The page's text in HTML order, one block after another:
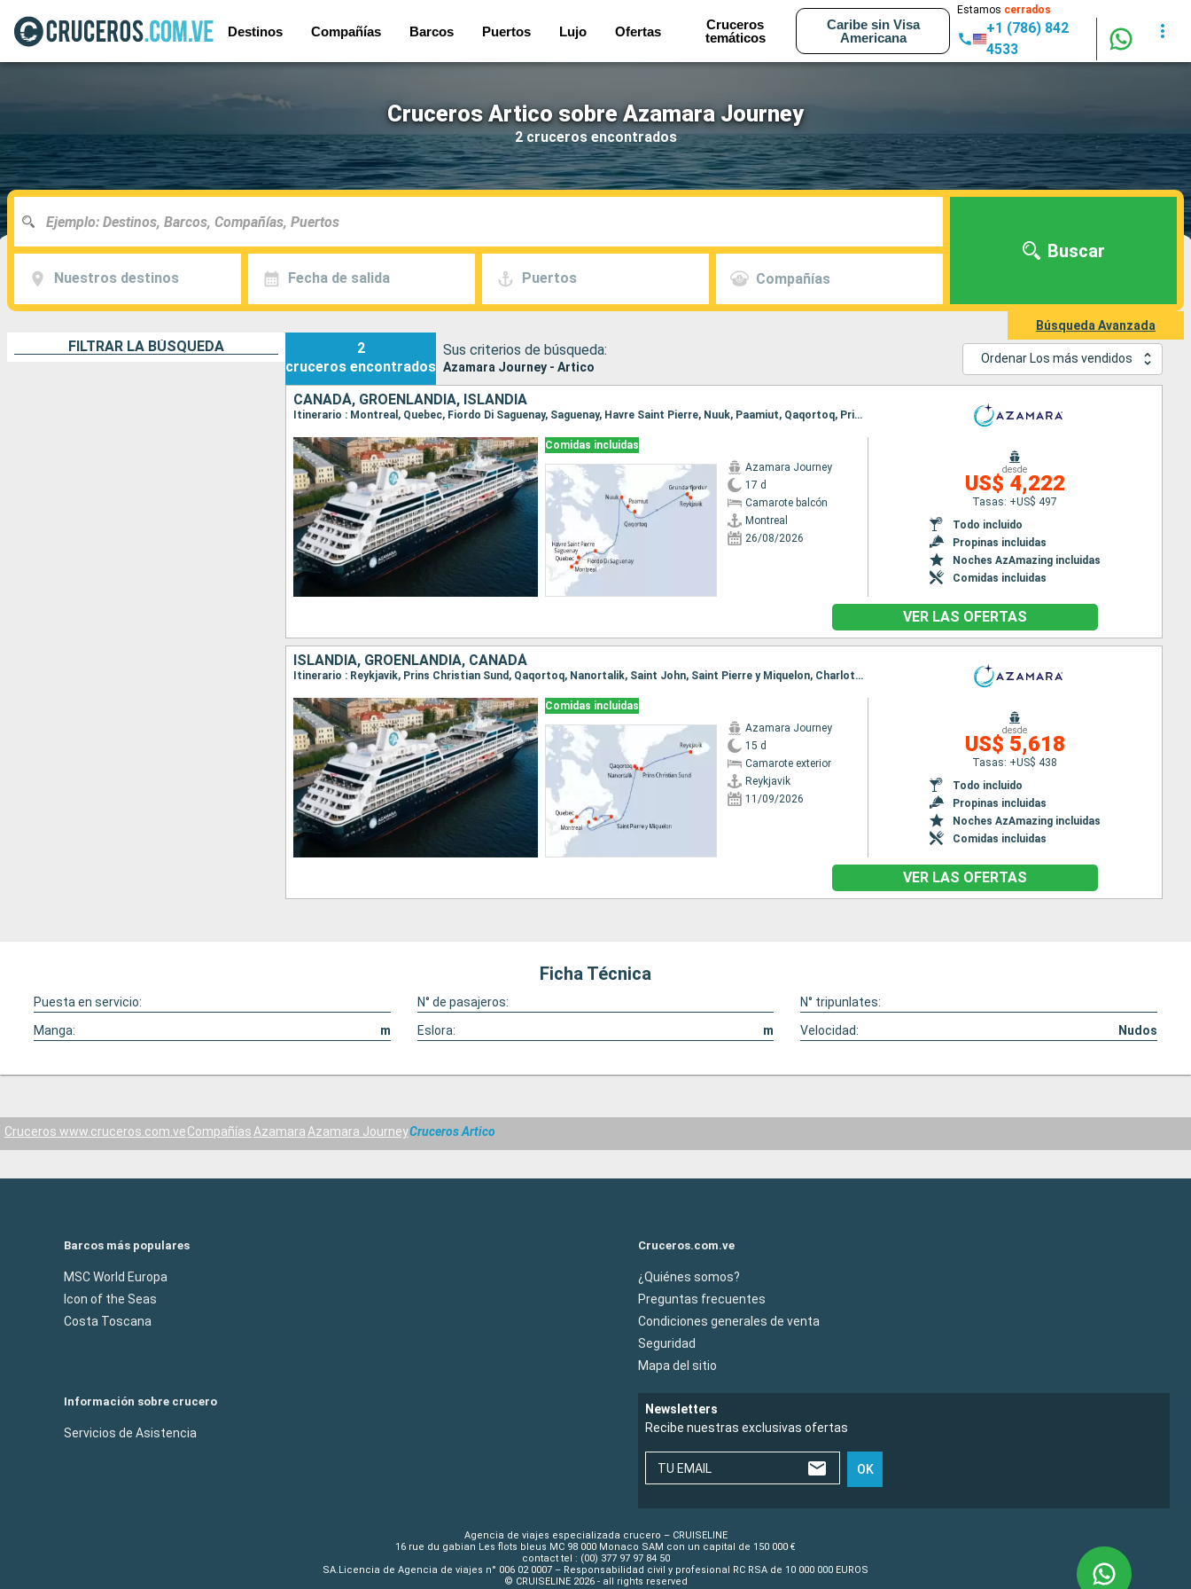
Destinos Compañías Barcos Puertos Lujo Ofertas
Cruceros
temáticos
Caribe sin Visa
Americana
Estamos cerrados
+1 (786) 842
4533
Cruceros Artico sobre Azamara Journey
2 cruceros encontrados
Nuestros destinos Fecha de salida Puertos Compañías
Buscar
Búsqueda Avanzada
FILTRAR LA BÚSQUEDA
2
cruceros encontrados
Sus criterios de búsqueda:
Azamara Journey - Artico
Ordenar Los más vendidos
CANADÁ, GROENLANDIA, ISLANDIA
Itinerario : Montreal, Quebec, Fiordo Di Saguenay, Saguenay, Havre Saint Pierre, Nuuk, Paamiut, Qaqortoq, Prins Christian Sund, Grundarfjordur, Reykjavik
Comidas incluidas
Azamara Journey
17 d
Camarote balcón
Montreal
26/08/2026
desde
US$ 4,222
Tasas: +US$ 497
Todo incluido
Propinas incluidas
Noches AzAmazing incluidas
Comidas incluidas
VER LAS OFERTAS
ISLANDIA, GROENLANDIA, CANADÁ
Itinerario : Reykjavik, Prins Christian Sund, Qaqortoq, Nanortalik, Saint John, Saint Pierre y Miquelon, Charlottetown, Quebec, Montreal
Comidas incluidas
Azamara Journey
15 d
Camarote exterior
Reykjavik
11/09/2026
desde
US$ 5,618
Tasas: +US$ 438
Todo incluido
Propinas incluidas
Noches AzAmazing incluidas
Comidas incluidas
VER LAS OFERTAS
Ficha Técnica
Puesta en servicio: N° de pasajeros:
N° tripunlates:
Manga:
m Eslora: m Velocidad: Nudos
Cruceros www.cruceros.com.veCompañíasAzamaraAzamara JourneyCruceros Artico
Barcos más populares
MSC World Europa
Icon of the Seas
Costa Toscana
Cruceros.com.ve
¿Quiénes somos?
Preguntas frecuentes
Condiciones generales de venta
Seguridad
Mapa del sitio
Información sobre crucero
Servicios de Asistencia
Newsletters
Recibe nuestras exclusivas ofertas
TU EMAIL OK
Agencia de viajes especializada crucero – CRUISELINE
16 rue du gabian Les flots bleus MC 98 000 Monaco SAM con un capital de 150 000 €
contact tel : (00) 377 97 97 84 50
SA.Licencia de Agencia de viajes n° 006 02 0007 – Responsabilidad civil y profesional RC RSA de 10 000 000 EUROS
© CRUISELINE 2026 - all rights reserved